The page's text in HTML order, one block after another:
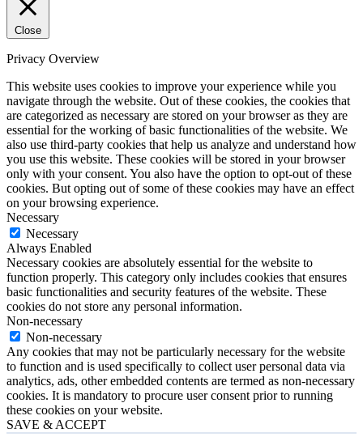
Close
Privacy Overview
This website uses cookies to improve your experience while you
navigate through the website. Out of these cookies, the cookies that
are categorized as necessary are stored on your browser as they are
essential for the working of basic functionalities of the website. We
also use third-party cookies that help us analyze and understand how
you use this website. These cookies will be stored in your browser
only with your consent. You also have the option to opt-out of these
cookies. But opting out of some of these cookies may have an effect
on your browsing experience.
Necessary
Necessary
Always Enabled
Necessary cookies are absolutely essential for the website to
function properly. This category only includes cookies that ensures
basic functionalities and security features of the website. These
cookies do not store any personal information.
Non-necessary
Non-necessary
Any cookies that may not be particularly necessary for the website
to function and is used specifically to collect user personal data via
analytics, ads, other embedded contents are termed as non-necessary
cookies. It is mandatory to procure user consent prior to running
these cookies on your website.
SAVE & ACCEPT